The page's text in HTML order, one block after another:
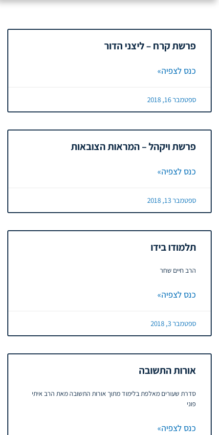
פרשת קרח – ליצני הדור
כנס לצפיה»
ספטמבר 16, 2018
פרשת ויקהל – המראות הצובאות
כנס לצפיה»
ספטמבר 13, 2018
תלמודו בידו
הרב חיים שחר
כנס לצפיה»
ספטמבר 3, 2018
אורות התשובה
סדרת שעורים מאלפת בלימוד מתוך אורות התשובה מאת הרב איתי
פוני
כנס לצפיה»